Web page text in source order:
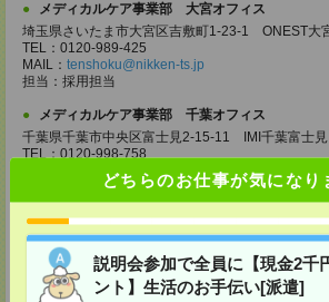
どちらのお仕事が気になり
説明会参加で全員に【現金2千
ント】生活のお手伝い[派遣]
メディカルケア事業部 大宮オフィス
埼玉県さいたま市大宮区吉敷町1-23-1 ONEST大
TEL：0120-989-425
MAIL： tenshoku@nikken-ts.jp
担当：採用担当
メディカルケア事業部 千葉オフィス
千葉県千葉市中央区富士見2-15-11 IMI千葉富士
TEL：0120-998-758
tenshoku@nikken-ts.jp
担当：採用担当
メディカルケア事業部 柏オフィス
千葉県柏市末広町5-19 第12関口ビル7F 705号
TEL：0120-935-218
MAIL：tenshoku@nikken-ts.jp
担当：採用担当